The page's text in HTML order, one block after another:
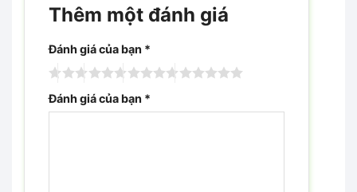
Thêm một đánh giá
Đánh giá của bạn *
Đánh giá của bạn *